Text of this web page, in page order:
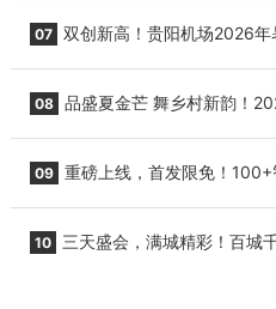
07 双创新高！贵阳机场2026年
08 品盛夏金芒 舞乡村新韵！
09 重磅上线，首发限免！100+
10 三天盛会，满城精彩！百城